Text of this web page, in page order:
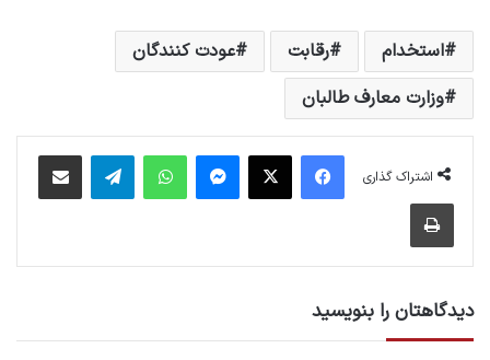
استخدام رقابت
عودت کنندگان
وزارت معارف طالبان
اشتراک گذاری
فیس بوک X پیام رسان واتس آپ تلگرام اشتراک گذاری از طریق ایمیل
چاپ
دیدگاهتان را بنویسید